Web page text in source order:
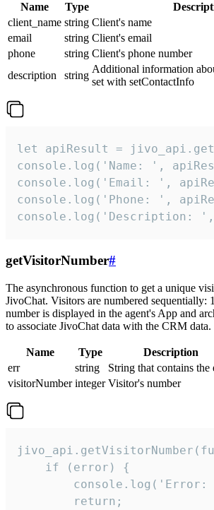
Name Type
client_name string Client's name
email
string Client's email
phone
string Client's phone number
description
string
Additional information
set with setContactInfo
let apiResult =
console.log('Name: ',
console.log('Email: ',
console.log('Phone: ',
console.log('Description:
getVisitorNumber#
The asynchronous function to get a unique
JivoChat. Visitors are numbered sequentially:
number is displayed in the agent's App and
to associate JivoChat data with the CRM data.
Name Type
Description
err
string
String that contains the
visitorNumber integer Visitor's number
    if (error) {
console.log('Error:
        return;